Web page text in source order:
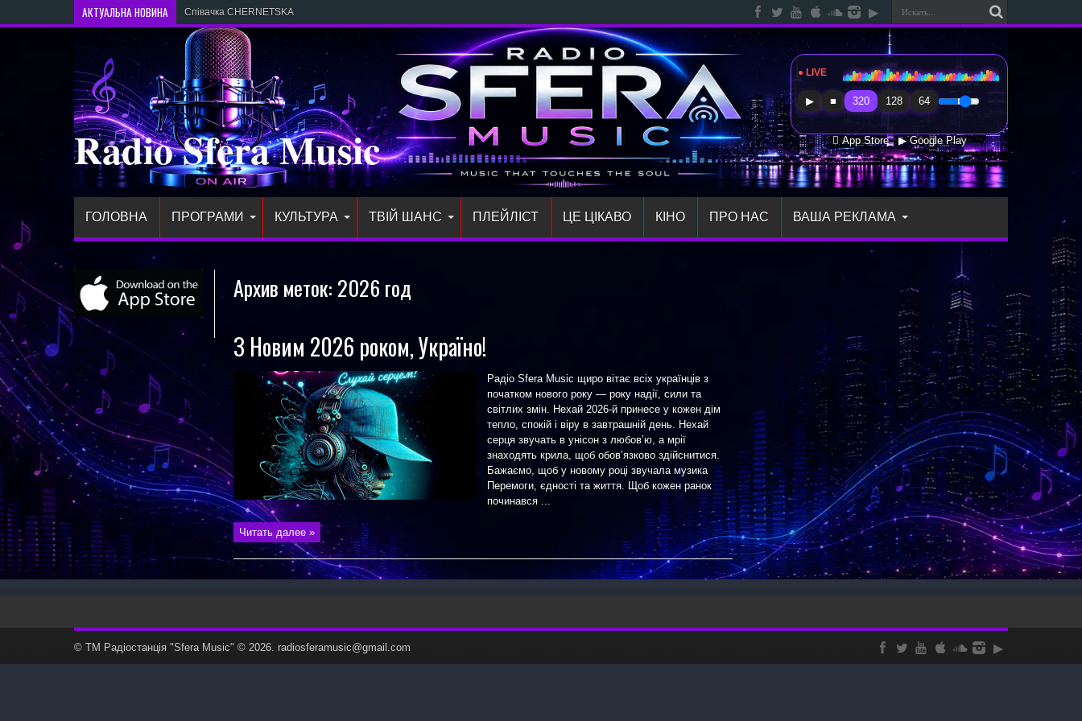
АКТУАЛЬНА НОВИНА Співачка CHERNETSKA випустила новий синг
Radio Sfera Music
● LIVE Radio Sfera Music
▶ ■ 320 128 64
 App Store ▶ Google Play
ГОЛОВНА ПРОГРАМИ КУЛЬТУРА ТВІЙ ШАНС ПЛЕЙЛIСТ ЦЕ ЦІКАВО КІНО ПРО НАС ВАША РЕКЛАМА
Архив меток: 2026 год
З Новим 2026 роком, Україно!
Радіо Sfera Music щиро вітає всіх українців з
початком нового року — року надії, сили та
світлих змін. Нехай 2026-й принесе у кожен дім
тепло, спокій і віру в завтрашній день. Нехай
серця звучать в унісон з любов’ю, а мрії
знаходять крила, щоб обов’язково здійснитися.
Бажаємо, щоб у новому році звучала музика
Перемоги, єдності та життя. Щоб кожен ранок
починався ...
Читать далее »
© ТМ Радiостанцiя "Sfera Music" © 2026. radiosferamusic@gmail.com